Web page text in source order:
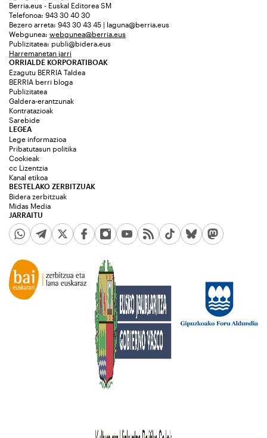
Berria.eus - Euskal Editorea SM
Telefonoa: 943 30 40 30
Bezero arreta: 943 30 43 45 | laguna@berria.eus
Webgunea: webgunea@berria.eus
Publizitatea: publi@bidera.eus
Harremanetan jarri
ORRIALDE KORPORATIBOAK
Ezagutu BERRIA Taldea
BERRIA berri bloga
Publizitatea
Galdera-erantzunak
Kontratazioak
Sarebide
JARRAITU
LEGEA
Lege informazioa
Pribatutasun politika
Cookieak
cc Lizentzia
Kanal etikoa
BESTELAKO ZERBITZUAK
Bidera zerbitzuak
Midas Media